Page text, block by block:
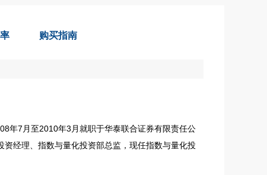
购买指南
年7月至2010年3月就职于华泰联合证券有限责任公
经理、指数与量化投资部总监，现任指数与量化投